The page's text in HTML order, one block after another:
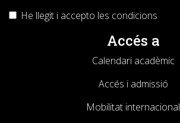
He llegit i accepto les condicions
Accés a
Calendari acadèmic
Accés i admissió
Mobilitat internacional